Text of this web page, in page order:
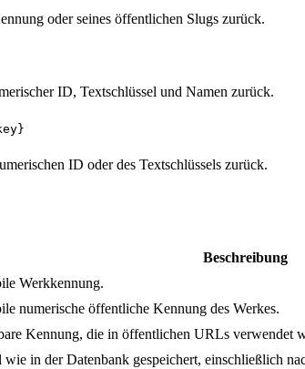
oder seines öffentlichen Slugs zurück.
ID, Textschlüssel und Namen zurück.
ID oder des Textschlüssels zurück.
Beschreibung
Werkkennung.
numerische öffentliche Kennung des Werkes.
Kennung, die in öffentlichen URLs verwendet
wie in der Datenbank gespeichert, einschließlich